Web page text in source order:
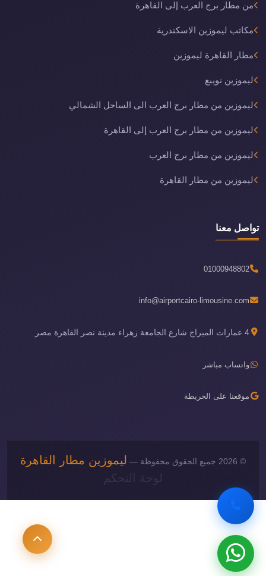
من مطار برج العرب إلى القاهرة
مكاتب ليموزين الاسكندرية
مطار القاهرة ليموزين
ليموزين نويبع
ليموزين من مطار برج العرب الى الساحل الشمالي
ليموزين من مطار برج العرب إلى القاهرة
ليموزين من مطار برج العرب
ليموزين من مطار القاهرة
تواصل معنا
01000948802
info@airportcairo-limousine.com
4 عمارات الميراج شارع الجامعة زهراء مدينة نصر القاهرة مصر
واتساب مباشر
موقعنا على الخريطة
© 2026 جميع الحقوق محفوظة —
ليموزين مطار القاهرة